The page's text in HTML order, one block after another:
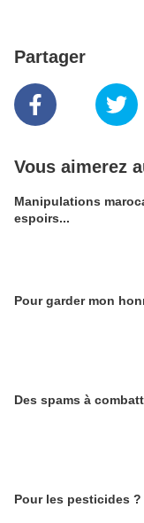
Partager
Vous aimerez
Manipulations
espoirs...
Pour garder mon
Des spams à